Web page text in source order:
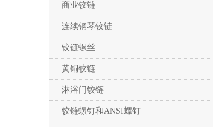
商业铰链
连续钢琴铰链
铰链螺丝
黄铜铰链
淋浴门铰链
铰链螺钉和ANSI螺钉